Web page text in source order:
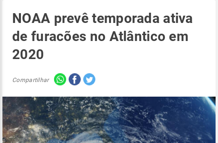
NOAA prevê temporada ativa
de furacões no Atlântico em
2020
Compartilhar